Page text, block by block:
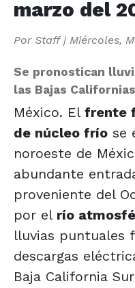
marzo del
Por Staff| Miércoles,
Se pronostican
las Bajas
México. El frente
de núcleo frío se
noroeste de
abundante
proveniente del
por el río
lluvias puntuales
descargas
Baja California